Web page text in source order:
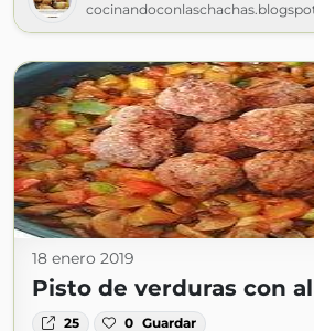
18 enero 2019
Pisto de verduras con
25 0 Guardar